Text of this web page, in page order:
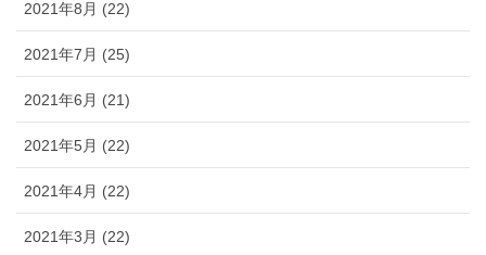
2021年8月 (22)
2021年7月 (25)
2021年6月 (21)
2021年5月 (22)
2021年4月 (22)
2021年3月 (22)